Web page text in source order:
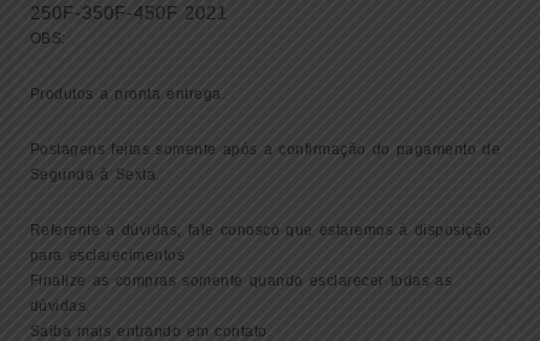
250F-350F-450F 2021
OBS:
Produtos a pronta entrega.
Postagens feitas somente após a confirmação do pagamento de
Segunda à Sexta.
Referente a dúvidas, fale conosco que estaremos à disposição
para esclarecimentos.
Finalize as compras somente quando esclarecer todas as
dúvidas.
Saiba mais entrando em contato.